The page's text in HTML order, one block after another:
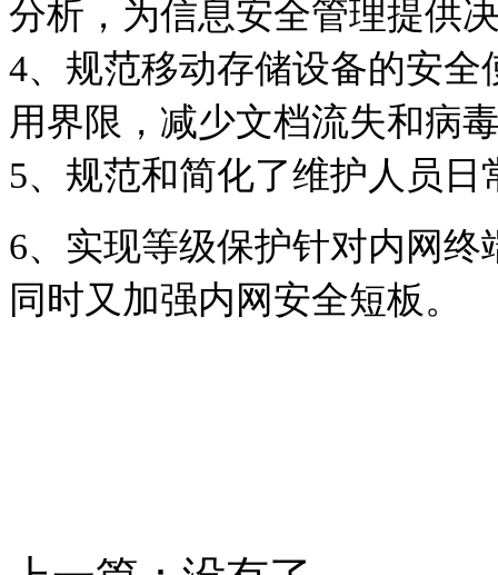
分析，为信息安全管理提供
4、规范移动存储设备的安
用界限，减少文档流失和病
5、规范和简化了维护人员日
6、实现等级保护针对内网
同时又加强内网安全短板。